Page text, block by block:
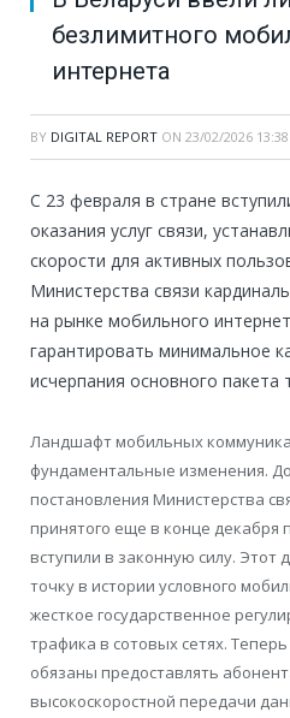
безлимитного
интернета
BY DIGITAL REPORT ON 23/02/2026 13:38
С 23 февраля в стране
оказания услуг связи,
скорости для активных
Министерства связи
на рынке мобильного
гарантировать минимальное
исчерпания основного пакета
Ландшафт мобильных
фундаментальные изменения.
постановления Министерства
принятого еще в конце декабря
вступили в законную силу. Этот
точку в истории условного
жесткое государственное
трафика в сотовых сетях.
обязаны предоставлять
высокоскоростной передачи